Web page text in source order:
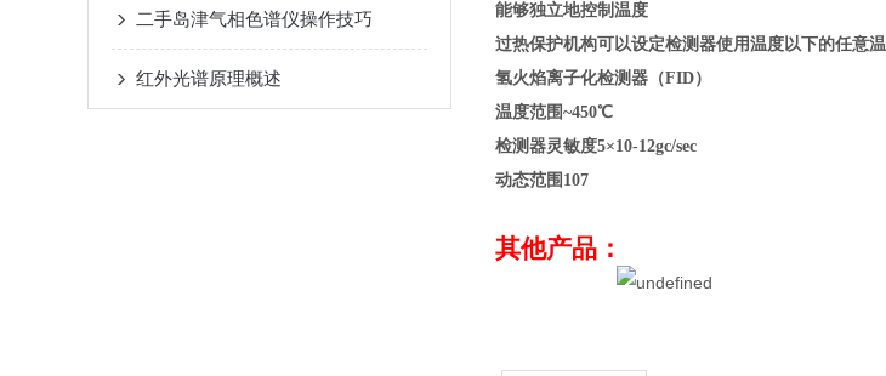
二手岛津气相色谱仪操作技巧
红外光谱原理概述
能够独立地控制温度
过热保护机构可以设定检测器使用温度以下的任意
氢火焰离子化检测器（FID）
温度范围~450℃
检测器灵敏度5×10-12gc/sec
动态范围107
其他产品：